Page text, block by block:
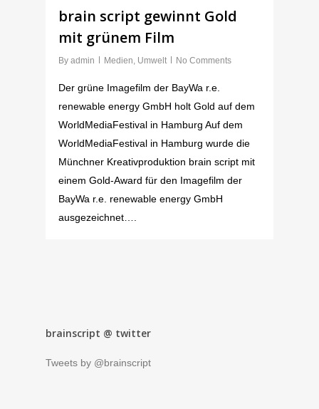
brain script gewinnt Gold
mit grünem Film
By admin Medien, Umwelt No Comments
Der grüne Imagefilm der BayWa r.e.
renewable energy GmbH holt Gold auf dem
WorldMediaFestival in Hamburg Auf dem
WorldMediaFestival in Hamburg wurde die
Münchner Kreativproduktion brain script mit
einem Gold-Award für den Imagefilm der
BayWa r.e. renewable energy GmbH
ausgezeichnet….
brainscript @ twitter
Tweets by @brainscript